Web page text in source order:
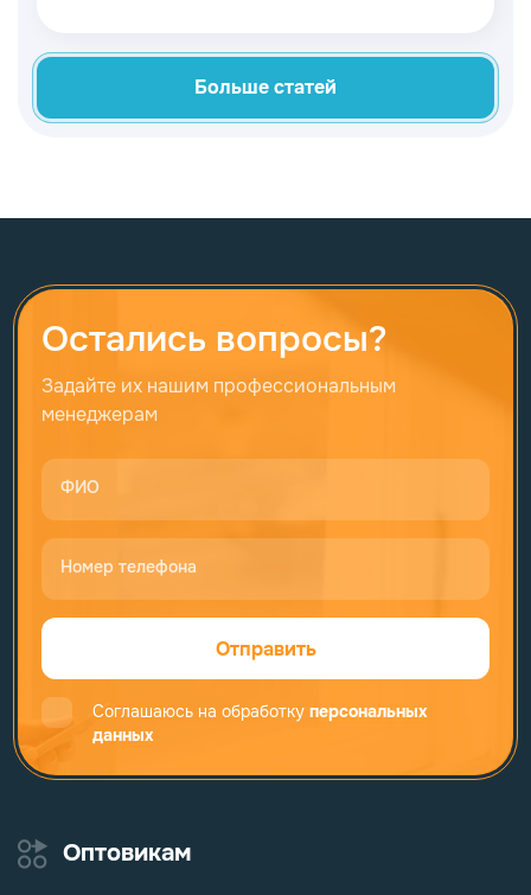
невозможно без использования
различных приемов, которые можно
как эффективно использовать
Больше статей
Остались вопросы?
Задайте их нашим профессиональным
менеджерам
ФИО
Номер телефона
Отправить
Соглашаюсь на обработку персональных
данных
Оптовикам